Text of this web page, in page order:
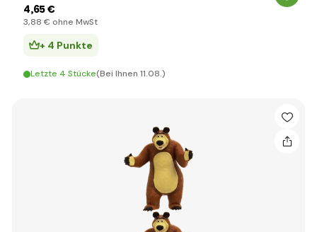
4,65 €
3,88 € ohne MwSt
+ 4 Punkte
Letzte 4 Stücke(Bei Ihnen 11.08.)